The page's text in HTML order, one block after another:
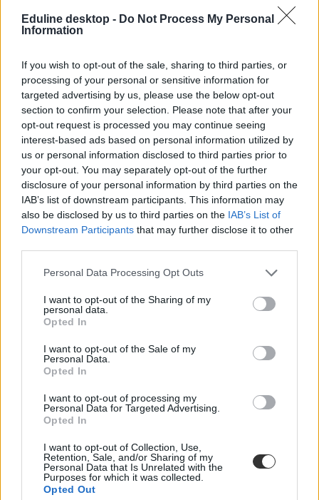
Eduline desktop - Do Not Process My Personal
Information
If you wish to opt-out of the sale, sharing to third parties, or
processing of your personal or sensitive information for
targeted advertising by us, please use the below opt-out
section to confirm your selection. Please note that after your
opt-out request is processed you may continue seeing
interest-based ads based on personal information utilized by
us or personal information disclosed to third parties prior to
your opt-out. You may separately opt-out of the further
disclosure of your personal information by third parties on the
IAB’s list of downstream participants. This information may
also be disclosed by us to third parties on the IAB’s List of
Downstream Participants that may further disclose it to other
Personal Data Processing Opt Outs
I want to opt-out of the Sharing of my
personal data.
Opted In
I want to opt-out of the Sale of my
Personal Data.
Opted In
I want to opt-out of processing my
Personal Data for Targeted Advertising.
Opted In
I want to opt-out of Collection, Use,
Retention, Sale, and/or Sharing of my
Personal Data that Is Unrelated with the
Purposes for which it was collected.
Opted Out
alapítvány
adománygyűjtés
segítség